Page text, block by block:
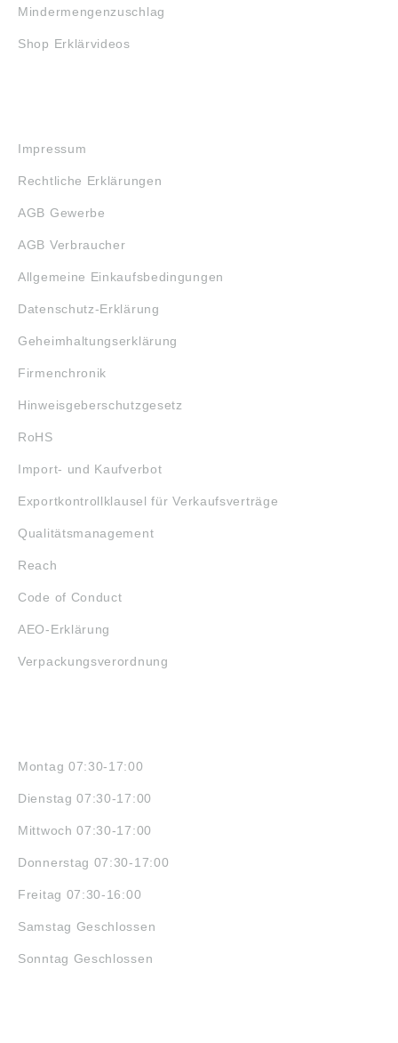
Mindermengenzuschlag
Shop Erklärvideos
Impressum
Rechtliche Erklärungen
AGB Gewerbe
AGB Verbraucher
Allgemeine Einkaufsbedingungen
Datenschutz-Erklärung
Geheimhaltungserklärung
Firmenchronik
Hinweisgeberschutzgesetz
RoHS
Import- und Kaufverbot
Exportkontrollklausel für Verkaufsverträge
Qualitätsmanagement
Reach
Code of Conduct
AEO-Erklärung
Verpackungsverordnung
Montag 07:30-17:00
Dienstag 07:30-17:00
Mittwoch 07:30-17:00
Donnerstag 07:30-17:00
Freitag 07:30-16:00
Samstag Geschlossen
Sonntag Geschlossen